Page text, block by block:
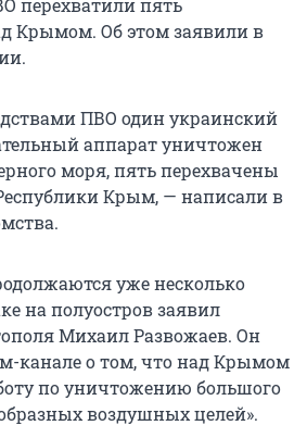
перехватили пять
Крымом. Об этом заявили в
ПВО один украинский
аппарат уничтожен
моря, пять перехвачены
Крым, — написали в
уже несколько
на полуостров заявил
Михаил Развожаев. Он
канале о том, что над Крымом
по уничтожению большого
воздушных целей».